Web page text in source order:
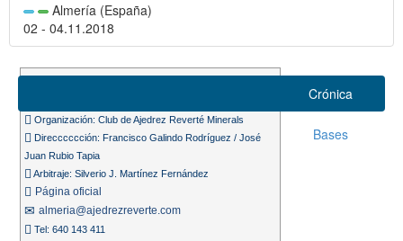
Almería (España)
02 - 04.11.2018
Organización: Club de Ajedrez Reverté Minerals
Direcccccción: Francisco Galindo Rodríguez / José
Juan Rubio Tapia
Arbitraje: Silverio J. Martínez Fernández
Página oficial
almeria@ajedrezreverte.com
Tel: 640 143 411
Crónica
Bases